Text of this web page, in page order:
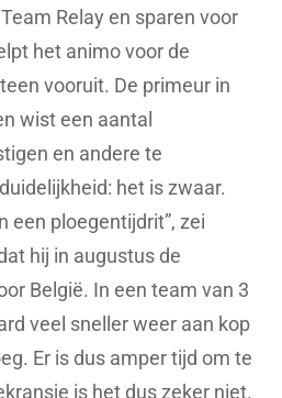
Relay en sparen voor
het animo voor de
vooruit. De primeur in
wist een aantal
en andere te
het is zwaar.
een ploegentijdrit”, zei
hij in augustus de
België. In een team van 3
veel sneller weer aan kop
Er is dus amper tijd om te
is het dus zeker niet.